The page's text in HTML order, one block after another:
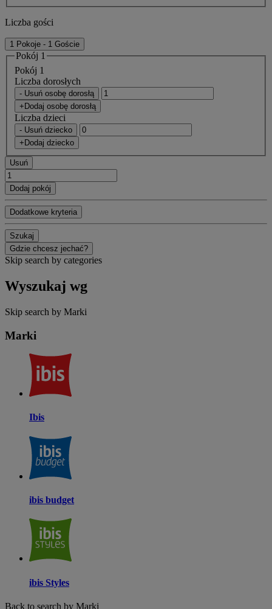
Liczba gości
1 Pokoje - 1 Goście
Pokój 1
Pokój 1
Liczba dorosłych
- Usuń osobę dorosłą
+Dodaj osobę dorosłą
Liczba dzieci
- Usuń dziecko
+Dodaj dziecko
Usuń
Dodaj pokój
Dodatkowe kryteria
Szukaj
Gdzie chcesz jechać?
Skip search by categories
Wyszukaj wg
Skip search by Marki
Marki
Ibis
ibis budget
ibis Styles
Back to search by Marki